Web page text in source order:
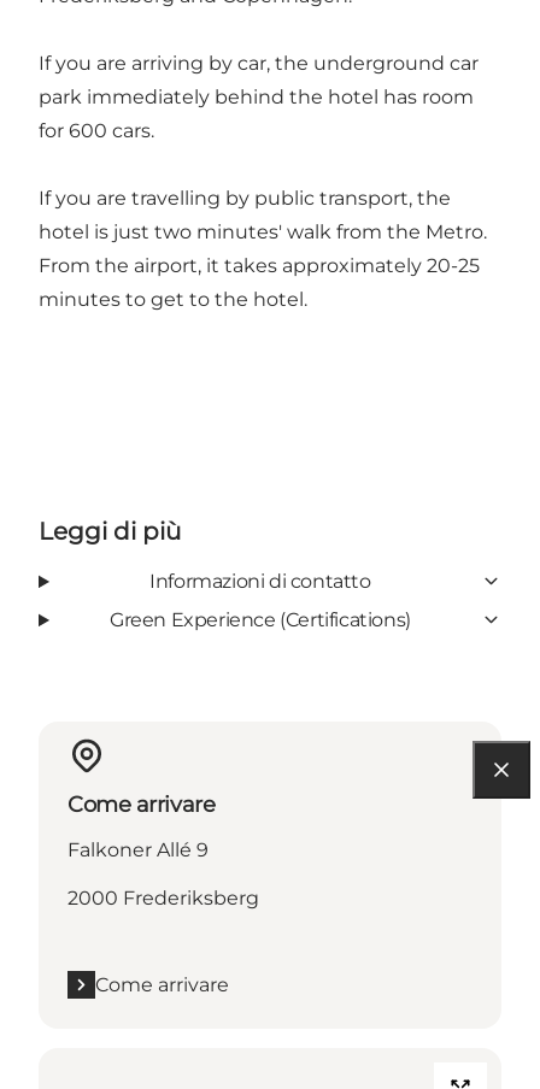
If you are arriving by car, the underground car
park immediately behind the hotel has room
for 600 cars.
If you are travelling by public transport, the
hotel is just two minutes' walk from the Metro.
From the airport, it takes approximately 20-25
minutes to get to the hotel.
Leggi di più
Informazioni di contatto
Green Experience (Certifications)
Come arrivare
Falkoner Allé 9
2000 Frederiksberg
Come arrivare